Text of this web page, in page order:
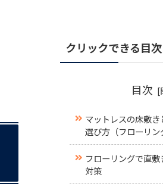
クリックできる目次
目次
マットレスの床敷
選び方（フローリン
フローリングで直
対策